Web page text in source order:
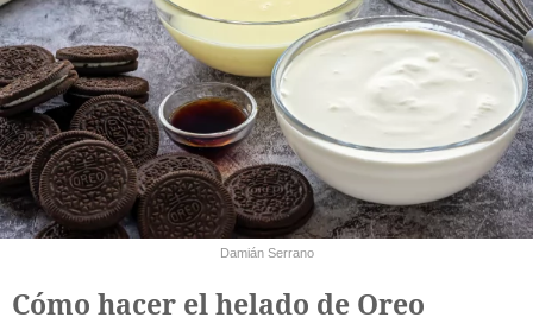
Damián Serrano
Cómo hacer el helado de Oreo